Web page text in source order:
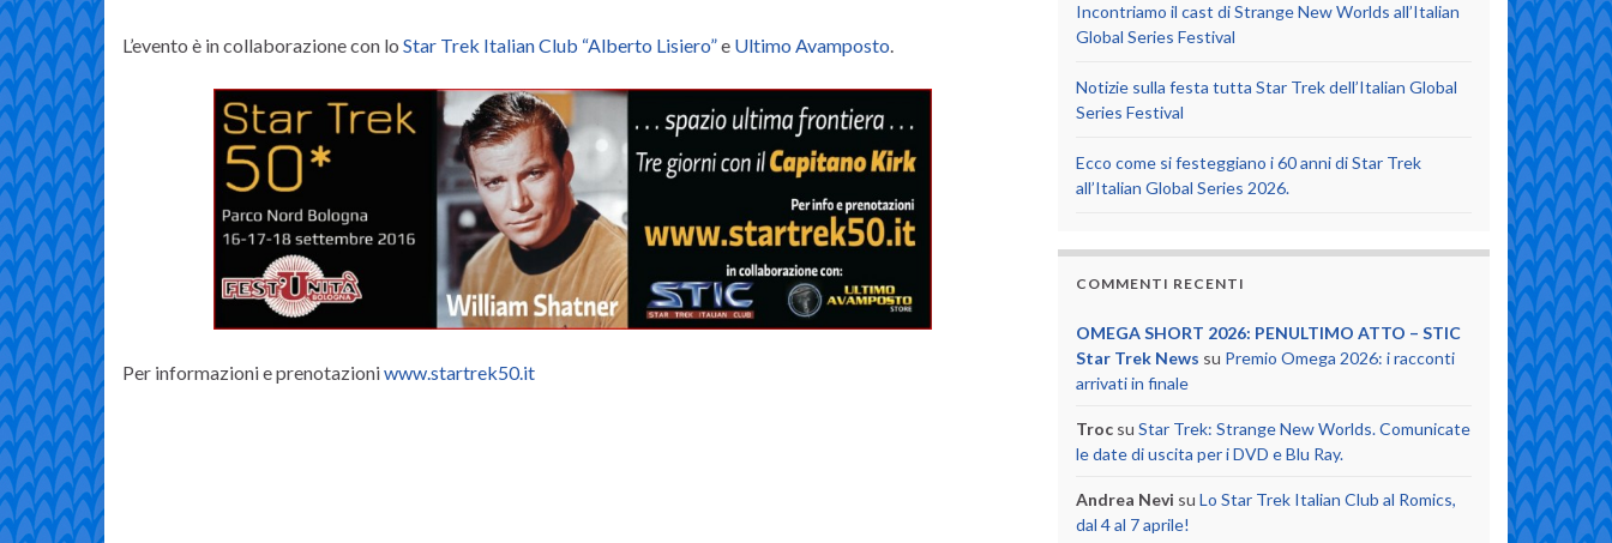
L’evento è in collaborazione con lo Star Trek Italian Club “Alberto Lisiero”e Ultimo Avamposto.
Per informazioni e prenotazioniwww.startrek50.it
Incontriamo il cast di Strange New Worlds all’Italian
Global Series Festival
Notizie sulla festa tutta Star Trek dell’Italian Global
Series Festival
Ecco come si festeggiano i 60 anni di Star Trek
all’Italian Global Series 2026.
COMMENTI RECENTI
OMEGA SHORT 2026: PENULTIMO ATTO – STIC
Star Trek News su Premio Omega 2026: i racconti
arrivati in finale
Troc su Star Trek: Strange New Worlds. Comunicate
le date di uscita per i DVD e Blu Ray.
Andrea Nevi su Lo Star Trek Italian Club al Romics,
dal 4 al 7 aprile!